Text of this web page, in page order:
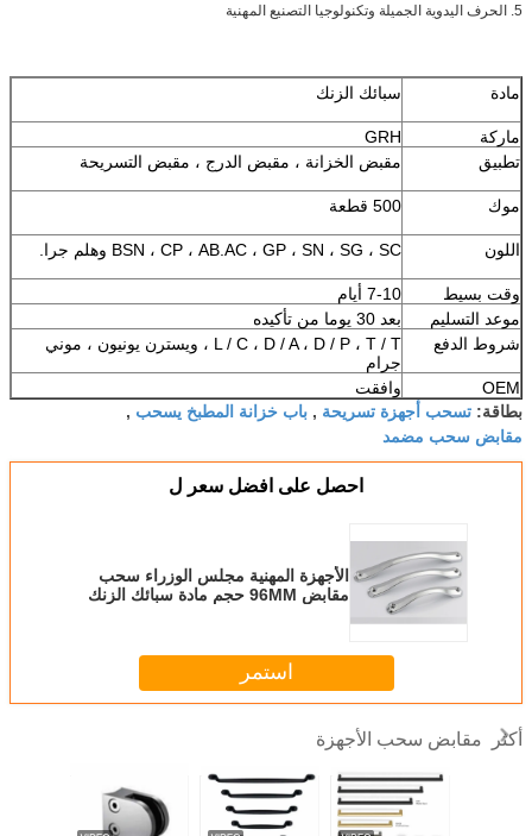
5. الحرف اليدوية الجميلة وتكنولوجيا التصنيع المهنية
مادة سبائك الزنك
ماركة
GRH
تطبيق
مقبض الخزانة ، مقبض الدرج ، مقبض التسريحة
موك 500 قطعة
اللون BSN ، CP ، AB.AC ، GP ، SN ، SG ، SC وهلم جرا.
وقت بسيط
7-10 أيام
موعد التسليم
بعد 30 يوما من تأكيده
شروط الدفع
L / C ، D / A ، D / P ، T / T ، ويسترن يونيون ، موني
جرام
OEM
وافقت
بطاقة: تسحب أجهزة تسريحة , باب خزانة المطبخ يسحب ,
مقابض سحب مضمد
احصل على افضل سعر ل
الأجهزة المهنية مجلس الوزراء سحب
مقابض 96MM حجم مادة سبائك الزنك
استمر
أكثر مقابض سحب الأجهزة